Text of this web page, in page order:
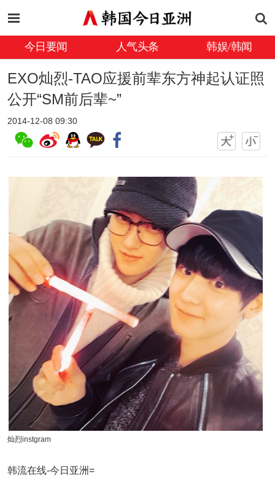
今日要闻 人气头条 韩娱/韩闻
EXO灿烈-TAO应援前辈东方神起认证照
公开“SM前后辈~”
2014-12-08 09:30
灿烈instgram
韩流在线-今日亚洲=